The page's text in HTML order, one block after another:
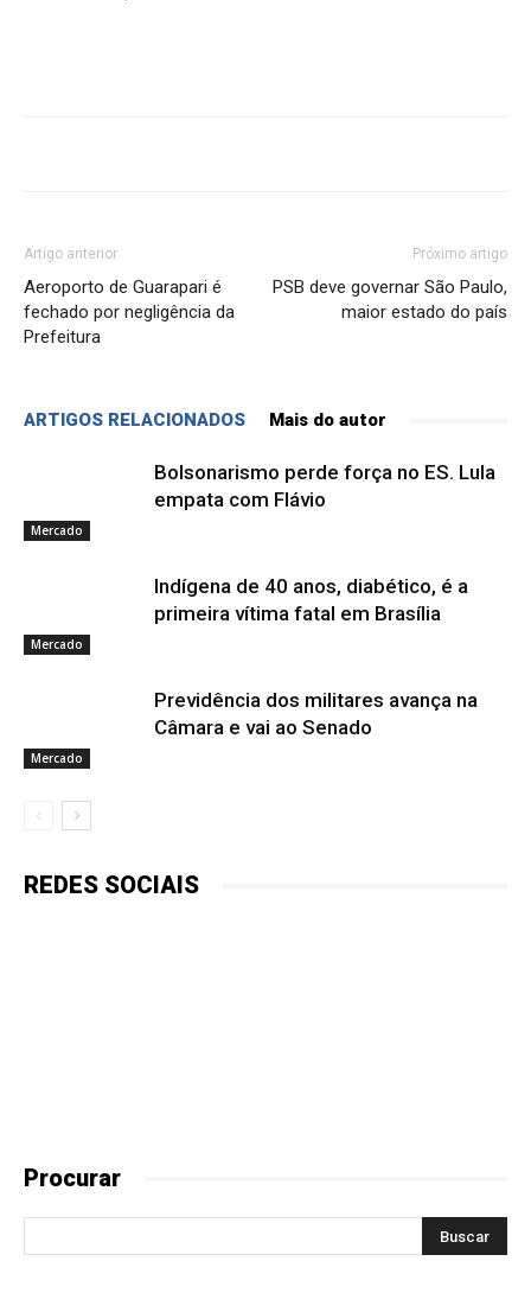
Artigo anterior
Aeroporto de Guarapari é
fechado por negligência da
Prefeitura
Próximo artigo
PSB deve governar São Paulo,
maior estado do país
ARTIGOS RELACIONADOS Mais do autor
Mercado
Bolsonarismo perde força no ES. Lula
empata com Flávio
Mercado
Indígena de 40 anos, diabético, é a
primeira vítima fatal em Brasília
Mercado
Previdência dos militares avança na
Câmara e vai ao Senado
REDES SOCIAIS
Procurar